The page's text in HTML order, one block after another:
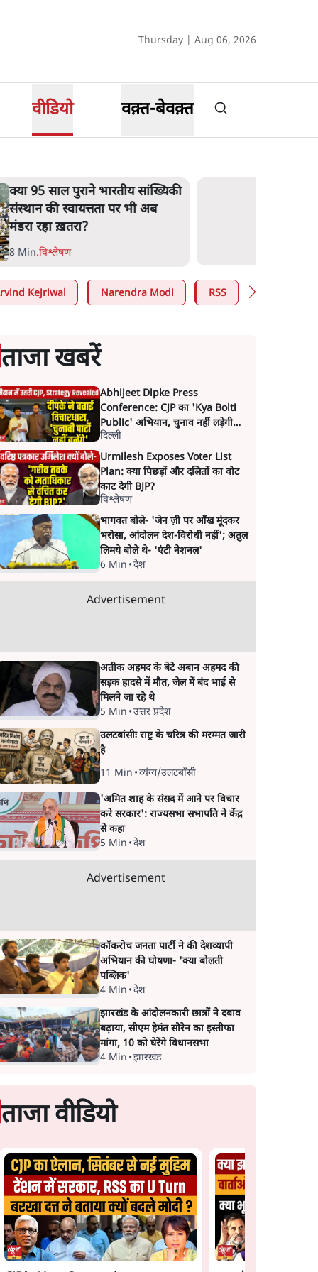
Thursday | Aug 06, 2026
वीडियो वक़्त-बेवक़्त
क्या 95 साल पुराने भारतीय सांख्यिकी
संस्थान की स्वायत्तता पर भी अब
मंडरा रहा ख़तरा?
8 Min.विश्लेषण
Kejriwal Narendra Modi RSS
ताजा खबरें
Abhijeet Dipke Press
Conference: CJP का 'Kya Bolti
Public' अभियान, चुनाव नहीं लड़ेगी
CJP!
दिल्ली
Urmilesh Exposes Voter List
Plan: क्या पिछड़ों और दलितों का वोट
काट देगी BJP?
विश्लेषण
भागवत बोले- 'जेन ज़ी पर आँख मूंदकर
भरोसा, आंदोलन देश-विरोधी नहीं'; अतुल
लिमये बोले थे- 'एंटी नेशनल'
6 Min •देश
Advertisement
अतीक अहमद के बेटे अबान अहमद की
सड़क हादसे में मौत, जेल में बंद भाई से
मिलने जा रहे थे
5 Min •उत्तर प्रदेश
उलटबांसीः राष्ट्र के चरित्र की मरम्मत जारी
है
11 Min •व्यंग्य/उलटबाँसी
'अमित शाह के संसद में आने पर विचार
करे सरकार': राज्यसभा सभापति ने केंद्र
से कहा
5 Min •देश
Advertisement
कॉकरोच जनता पार्टी ने की देशव्यापी
अभियान की घोषणा- 'क्या बोलती
पब्लिक'
4 Min •देश
झारखंड के आंदोलनकारी छात्रों ने दबाव
बढ़ाया, सीएम हेमंत सोरेन का इस्तीफा
मांगा, 10 को घेरेंगे विधानसभा
4 Min •झारखंड
ताजा वीडियो